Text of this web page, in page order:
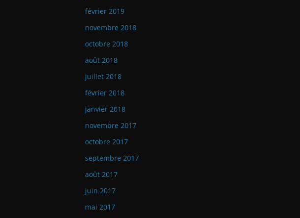
février 2019
novembre 2018
octobre 2018
août 2018
juillet 2018
février 2018
janvier 2018
novembre 2017
octobre 2017
septembre 2017
août 2017
juin 2017
mai 2017